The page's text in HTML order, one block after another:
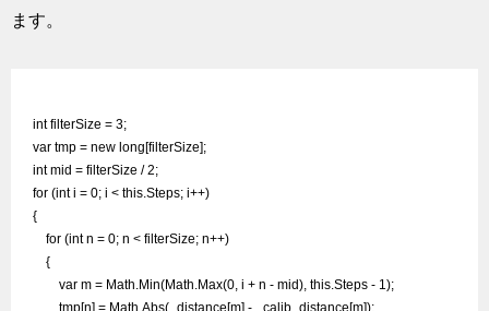
ます。
int filterSize = 3;
var tmp = new long[filterSize];
int mid = filterSize / 2;
for (int i = 0; i < this.Steps; i++)
{